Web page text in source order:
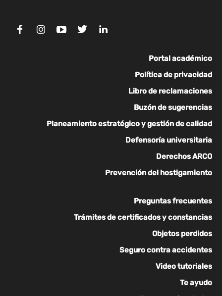
Portal académico
Política de privacidad
Libro de reclamaciones
Buzón de sugerencias
Planeamiento estratégico y gestión de calidad
Defensoría universitaria
Derechos ARCO
Prevención del hostigamiento
Preguntas frecuentes
Trámites de certificados y constancias
Objetos perdidos
Seguro contra accidentes
Video tutoriales
Te ayudo